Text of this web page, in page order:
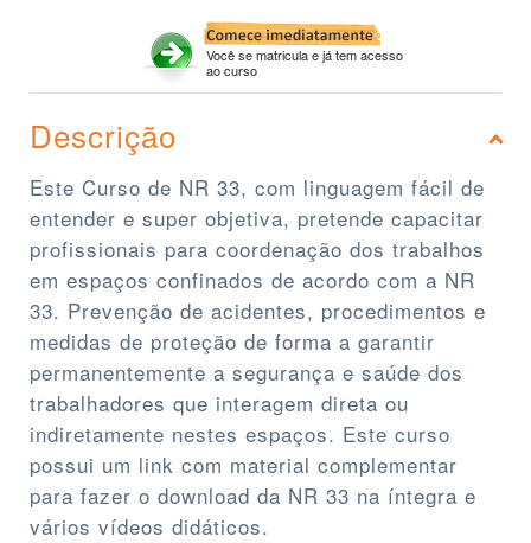
Você se matricula e já tem acesso
ao curso
Descrição
Este Curso de NR 33, com linguagem fácil de
entender e super objetiva, pretende capacitar
profissionais para coordenação dos trabalhos
em espaços confinados de acordo com a NR
33. Prevenção de acidentes, procedimentos e
medidas de proteção de forma a garantir
permanentemente a segurança e saúde dos
trabalhadores que interagem direta ou
indiretamente nestes espaços. Este curso
possui um link com material complementar
para fazer o download da NR 33 na íntegra e
vários vídeos didáticos.